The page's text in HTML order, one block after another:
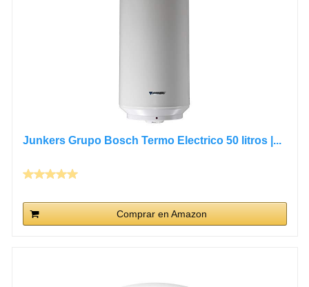
Junkers Grupo Bosch Termo Electrico 50 litros |...
Comprar en Amazon